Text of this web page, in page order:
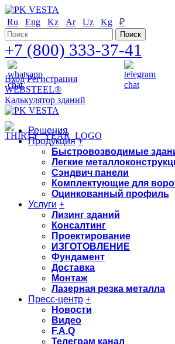
Ru Eng Kz Ar Uz Kg ₽
+7 (800) 333-37-41
Вход Регистрация
WEBSTEEL®
Калькулятор зданий
Решения
Продукция +
Быстровозводимые
Легкие
Сэндвич панели
Комплектующие для
Оцинкованный профиль
Услуги +
Лизинг зданий
Консалтинг
Проектирование
ИЗГОТОВЛЕНИЕ
Фундамент
Доставка
Монтаж
Лазерная резка металла
Пресс-центр +
Новости
Видео
F.A.Q
Телеграм канал